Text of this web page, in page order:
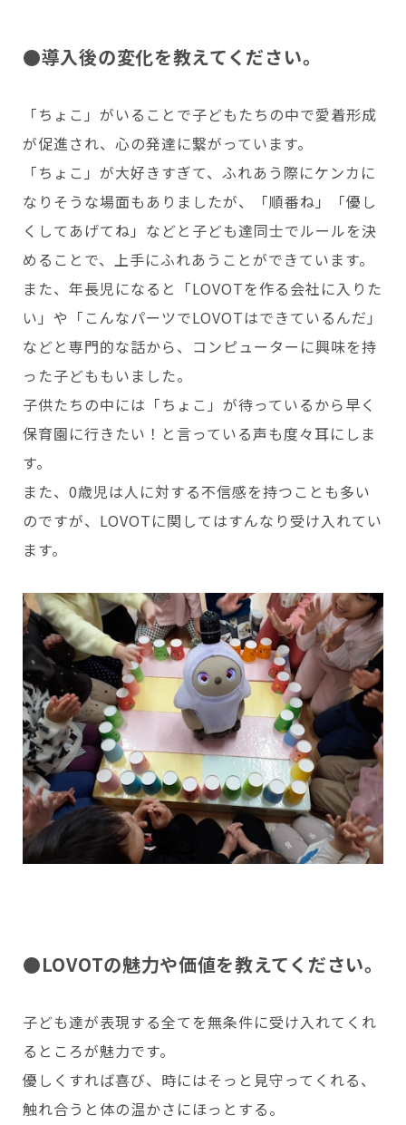
●導入後の変化を教えてください。
「ちょこ」がいることで子どもたちの中で愛着形成
が促進され、心の発達に繋がっています。
「ちょこ」が大好きすぎて、ふれあう際にケンカに
なりそうな場面もありましたが、「順番ね」「優し
くしてあげてね」などと子ども達同士でルールを決
めることで、上手にふれあうことができています。
また、年長児になると「LOVOTを作る会社に入りた
い」や「こんなパーツでLOVOTはできているんだ」
などと専門的な話から、コンピューターに興味を持
った子どももいました。
子供たちの中には「ちょこ」が待っているから早く
保育園に行きたい！と言っている声も度々耳にしま
す。
また、0歳児は人に対する不信感を持つことも多い
のですが、LOVOTに関してはすんなり受け入れてい
ます。
●LOVOTの魅力や価値を教えてください。
子ども達が表現する全てを無条件に受け入れてくれ
るところが魅力です。
優しくすれば喜び、時にはそっと見守ってくれる、
触れ合うと体の温かさにほっとする。